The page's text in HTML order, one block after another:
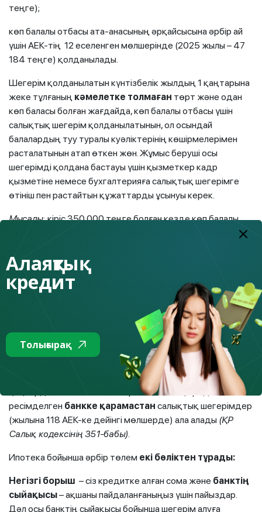
теңге);
көп балалы отбасы ата-анасының әрқайсысына әрбір ай
үшін АЕК-тің 12 еселенген мөлшерінде (2025 жылы – 47
184 теңге) қолданылады.
Шегерім қолданылатын күнтізбелік жылдың 1 қаңтарына
жеке тұлғаның кәмелетке толмаған төрт және одан
көп баласы болған жағдайда, көп балалы отбасы үшін
салықтық шегерім қолданылатынын, ол осындай
балалардың туу туралы куәліктерінің көшірмелерімен
расталатынын атап өткен жөн. Жұмыс беруші осы
шегерімді қолдана бастауы үшін қызметкер кадр
қызметіне немесе бухгалтерияға салықтық шегерімге
өтініш пен растайтын құжаттарды ұсынуы керек.
Мысалы:кіріс 350 000 теңге болған кезде көп балалы
отбасы үшін ай сайынғы шегерім 90 436 теңгені (23 АЕК)
дейін төмендетеді.
Сыйақылар бойынша және оқуға арналған
Сондай-ақ, өзгерістер ипотекалық тұрғын үй қарыздары
үшін сыйақылар бойынша шегерімдер енгізуге де
қатысты болды. Бұған дейін азаматтар тек Отбасы
банкінде берілген ипотекалық кредиттер үшін сыйақылар
бойынша шегерім алған болатын. Алайда, 2025 жылғы 1
қаңтардан бастап азаматтар ипотекалық кредит
ресімделген банкке қарамастан салықтық шегерімдер
(жылына 118 АЕК-ке дейінгі мөлшерде) ала алады (ҚР
Салық кодексінің 351-бабы).
Ипотека бойынша әрбір төлем екі бөліктен тұрады:
Негізгі борыш – сіз кредитке алған сома және банктің
сыйақысы– ақшаны пайдаланғаныңыз үшін пайыздар.
Дәл осы банктің сыйақысы бойынша шегерім алуға
Алаяқтық
кредит
Толығырақ